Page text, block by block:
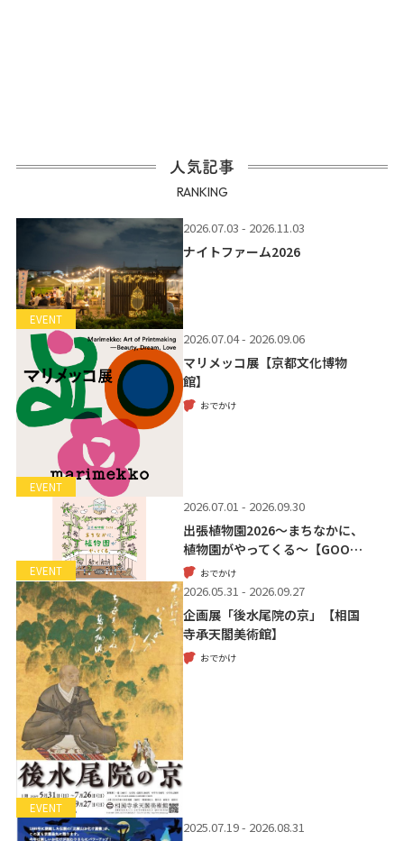
人気記事
RANKING
EVENT
2026.07.03 - 2026.11.03
ナイトファーム2026
EVENT
2026.07.04 - 2026.09.06
マリメッコ展【京都文化博物
館】
おでかけ
EVENT
2026.07.01 - 2026.09.30
出張植物園2026～まちなかに、
植物園がやってくる～【GOO…
おでかけ
EVENT
2026.05.31 - 2026.09.27
企画展「後水尾院の京」【相国
寺承天閣美術館】
おでかけ
2025.07.19 - 2026.08.31